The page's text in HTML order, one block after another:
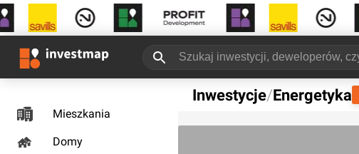
Mieszkania
Domy
Inwestycje/Energetyka